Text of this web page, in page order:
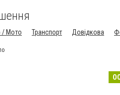
/ Мото Транспорт Довідкова